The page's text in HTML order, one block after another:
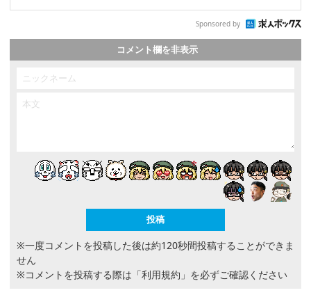
Sponsored by
コメント欄を非表示
※一度コメントを投稿した後は約120秒間投稿することができま
せん
※コメントを投稿する際は 「利用規約」 を必ずご確認ください